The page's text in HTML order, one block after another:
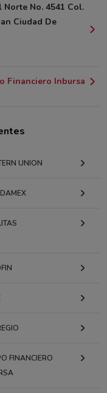
No. 4541 Col.
Ciudad De
Financiero Inbursa
UNION
FINANCIERO